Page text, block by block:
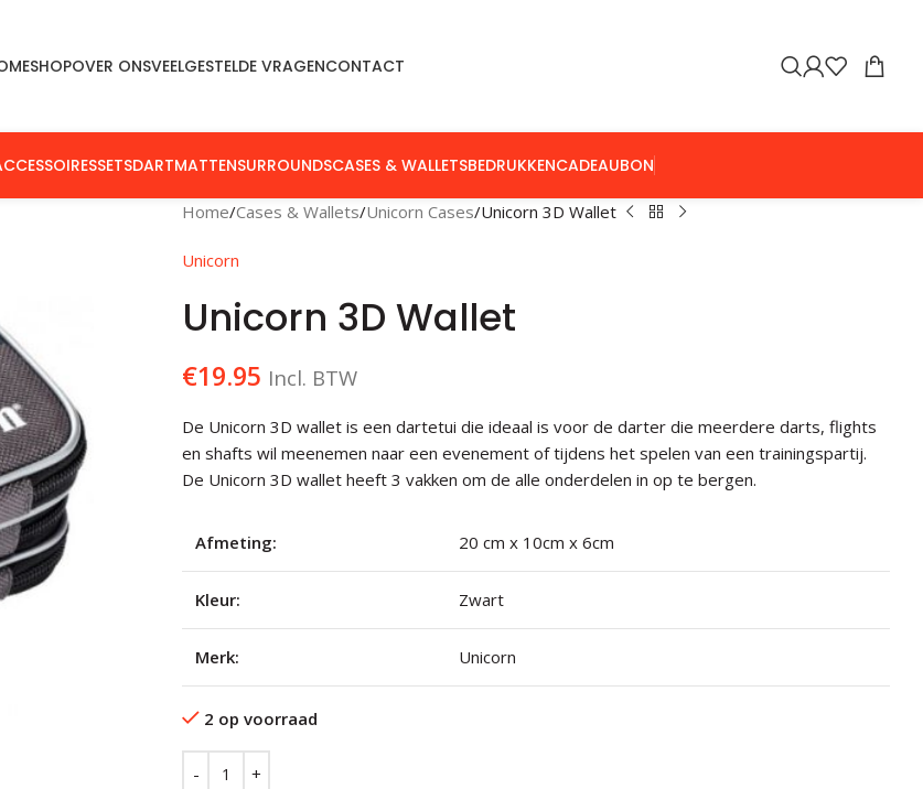
SHOPOVER ONSVEELGESTELDE VRAGENCONTACT
SETSDARTMATTENSURROUNDSCASES & WALLETSBEDRUKKENCADEAUBON
Home Cases & Wallets Unicorn Cases Unicorn 3D Wallet
Unicorn
Unicorn 3D Wallet
€19.95 Incl. BTW
De Unicorn 3D wallet is een dartetui die ideaal is voor de darter die meerdere darts, flights
en shafts wil meenemen naar een evenement of tijdens het spelen van een trainingspartij.
De Unicorn 3D wallet heeft 3 vakken om de alle onderdelen in op te bergen.
Afmeting: 20 cm x 10cm x 6cm
Kleur: Zwart
Merk: Unicorn
2 op voorraad